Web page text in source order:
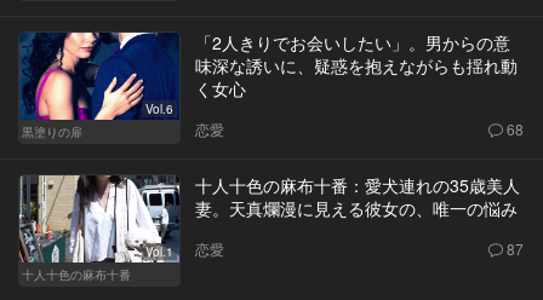
Vol.6
黒塗りの扉
「2人きりでお会いしたい」。男からの意
味深な誘いに、疑惑を抱えながらも揺れ動
く女心
恋愛 68
Vol.1
十人十色の麻布十番
十人十色の麻布十番：愛犬連れの35歳美人
妻。天真爛漫に見える彼女の、唯一の悩み
恋愛 87